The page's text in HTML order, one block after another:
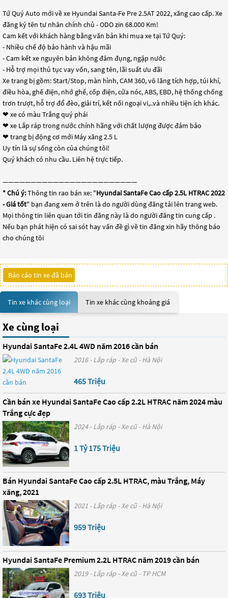
Tứ Quý Auto mới về xe Hyundai Santa-Fe Pre 2.5AT 2022, xăng cao cấp. Xe
đăng ký tên tư nhân chính chủ - ODO zin 68.000 Km!
Cam kết với khách hàng bằng văn bản khi mua xe tại Tứ Quý:
- Nhiều chế độ bảo hành và hậu mãi
- Cam kết xe nguyên bản không đâm đụng, ngập nước
- Hỗ trợ mọi thủ tục vay vốn, sang tên, lãi suất ưu đãi
Xe trang bị gồm: Start/Stop, màn hình, CAM 360, vô lăng tích hợp, túi khí,
điều hòa, ghế điện, nhớ ghế, cốp điện, cửa nóc, ABS, EBD, hệ thống chống
trơn trượt, hỗ trợ đổ đèo, giải trí, kết nối ngoại vi,..và nhiều tiện ích khác.
❤ xe có màu Trắng quý phái
❤ xe Lắp ráp trong nước chính hãng với chất lượng được đảm bảo
❤ trang bị động cơ mới Máy xăng 2.5 L
Uy tín là sự sống còn của chúng tôi!
Quý khách có nhu cầu. Liên hệ trực tiếp.
————————————————————————
* Chú ý:Thông tin rao bán xe: "Hyundai SantaFe Cao cấp 2.5L HTRAC 2022
- Giá tốt" bạn đang xem ở trên là do người dùng đăng tải lên trang web.
Mọi thông tin liên quan tới tin đăng này là do người đăng tin cung cấp .
Nếu bạn phát hiện có sai sót hay vấn đề gì về tin đăng xin hãy thông báo
cho chúng tôi
Báo cáo tin xe đã bán
Tin xe khác cùng loại Tin xe khác cùng khoảng giá
Xe cùng loại
Hyundai SantaFe 2.4L 4WD năm 2016 cần bán
2016 - Lắp ráp - Xe cũ - Hà Nội
465 Triệu
Cần bán xe Hyundai SantaFe Cao cấp 2.2L HTRAC năm 2024 màu
Trắng cực đẹp
2024 - Lắp ráp - Xe cũ - Hà Nội
1 Tỷ 175 Triệu
Bán Hyundai SantaFe Cao cấp 2.5L HTRAC, màu Trắng, Máy
xăng, 2021
2021 - Lắp ráp - Xe cũ - Hà Nội
959 Triệu
Hyundai SantaFe Premium 2.2L HTRAC năm 2019 cần bán
2019 - Lắp ráp - Xe cũ - TP HCM
693 Triệu